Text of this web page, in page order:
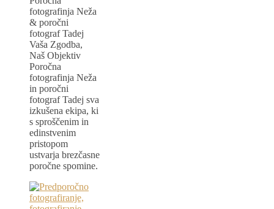
fotografinja Neža
& poročni
fotograf Tadej
Vaša Zgodba,
Naš Objektiv
Poročna
fotografinja Neža
in poročni
fotograf Tadej sva
izkušena ekipa, ki
s sproščenim in
edinstvenim
pristopom
ustvarja brezčasne
poročne spomine.